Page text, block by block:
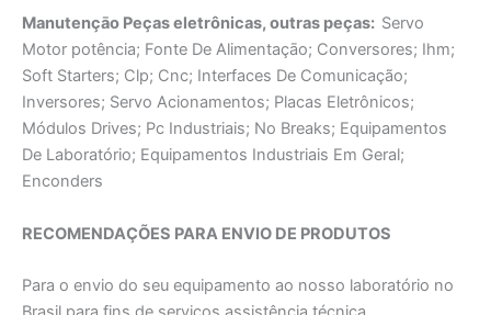
Manutençāo Peças eletrônicas, outras peças: Servo
Motor potência; Fonte De Alimentaçāo; Conversores; Ihm;
Soft Starters; Clp; Cnc; Interfaces De Comunicação;
Inversores; Servo Acionamentos; Placas Eletrônicos;
Módulos Drives; Pc Industriais; No Breaks; Equipamentos
De Laboratório; Equipamentos Industriais Em Geral;
Enconders
RECOMENDAÇÕES PARA ENVIO DE PRODUTOS
Para o envio do seu equipamento ao nosso laboratório no